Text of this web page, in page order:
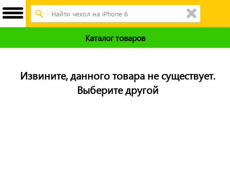
Каталог товаров
Извините, данного товара не существует.
Выберите другой